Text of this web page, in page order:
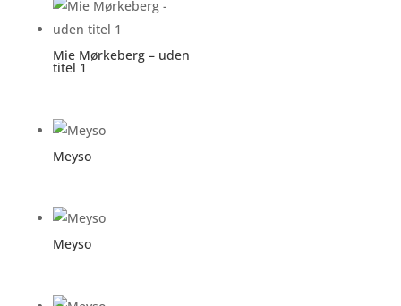
Mie Mørkeberg – uden
titel 1
Meyso
Meyso